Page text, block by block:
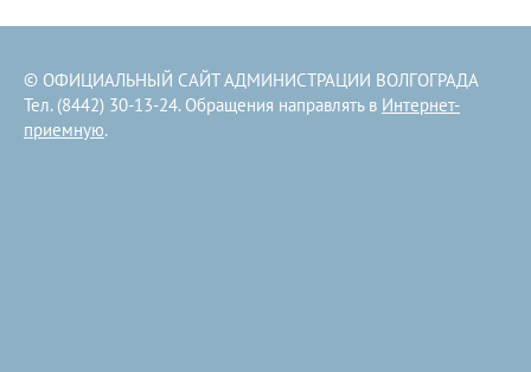
© ОФИЦИАЛЬНЫЙ САЙТ АДМИНИСТРАЦИИ ВОЛГОГРАДА
Тел. (8442) 30-13-24. Обращения направлять в Интернет-
приемную.